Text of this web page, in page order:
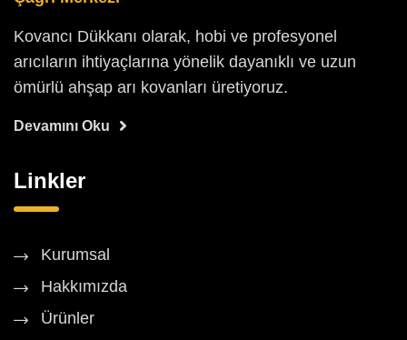
Kovancı Dükkanı olarak, hobi ve profesyonel
arıcıların ihtiyaçlarına yönelik dayanıklı ve uzun
ömürlü ahşap arı kovanları üretiyoruz.
Devamını Oku
Linkler
Kurumsal
Hakkımızda
Ürünler